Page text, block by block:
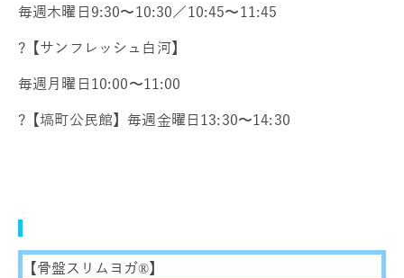
毎週木曜日9:30〜10:30／10:45〜11:45
?【サンフレッシュ白河】
毎週月曜日10:00〜11:00
?【塙町公民館】毎週金曜日13:30〜14:30
【骨盤スリムヨガ®】